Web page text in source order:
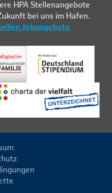
HPA Stel­len­an­ge­bo­te
bei uns im Ha­fen.
Jobangebote